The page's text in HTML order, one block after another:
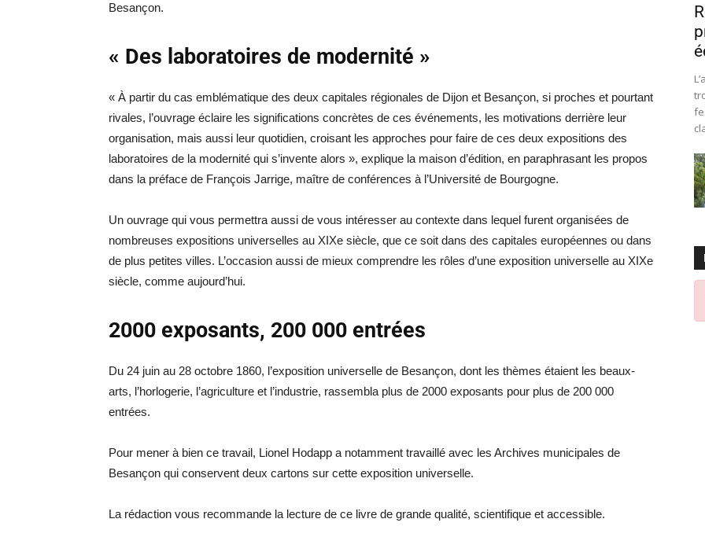
Besançon.
« Des laboratoires de modernité »
« À partir du cas emblématique des deux capitales régionales de Dijon et Besançon, si proches et pourtant
rivales, l’ouvrage éclaire les significations concrètes de ces événements, les motivations derrière leur
organisation, mais aussi leur quotidien, croisant les approches pour faire de ces deux expositions des
laboratoires de la modernité qui s’invente alors », explique la maison d’édition, en paraphrasant les propos
dans la préface de François Jarrige, maître de conférences à l’Université de Bourgogne.
Un ouvrage qui vous permettra aussi de vous intéresser au contexte dans lequel furent organisées de
nombreuses expositions universelles au XIXe siècle, que ce soit dans des capitales européennes ou dans
de plus petites villes. L’occasion aussi de mieux comprendre les rôles d’une exposition universelle au XIXe
siècle, comme aujourd’hui.
2000 exposants, 200 000 entrées
Du 24 juin au 28 octobre 1860, l’exposition universelle de Besançon, dont les thèmes étaient les beaux-
arts, l’horlogerie, l’agriculture et l’industrie, rassembla plus de 2000 exposants pour plus de 200 000
entrées.
Pour mener à bien ce travail, Lionel Hodapp a notamment travaillé avec les Archives municipales de
Besançon qui conservent deux cartons sur cette exposition universelle.
La rédaction vous recommande la lecture de ce livre de grande qualité, scientifique et accessible.